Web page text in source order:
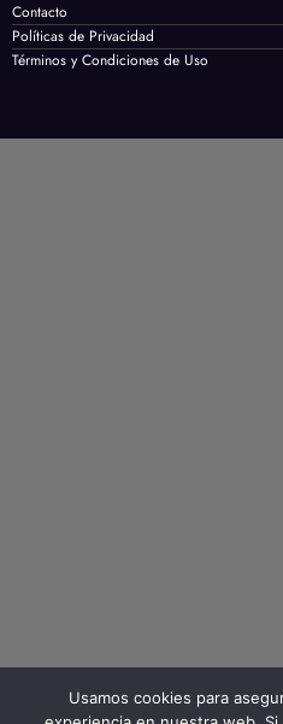
Contacto
Políticas de Privacidad
Términos y Condiciones de Uso
Usamos cookies para